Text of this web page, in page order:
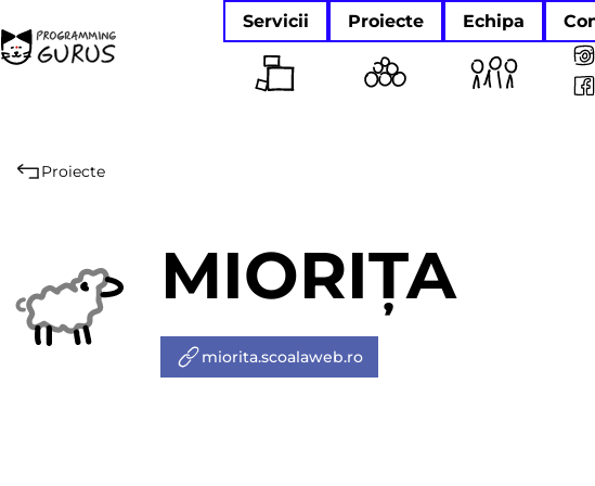
Servicii Proiecte Echipa
Proiecte
MIORIȚA
miorita.scoalaweb.ro